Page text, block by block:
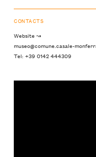
CONTACTS
Website ↝
museo@comune.casale-
Tel: +39 0142 444309